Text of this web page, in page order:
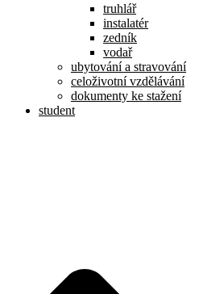
truhlář
instalatér
zedník
vodař
ubytování a stravování
celoživotní vzdělávání
dokumenty ke stažení
student